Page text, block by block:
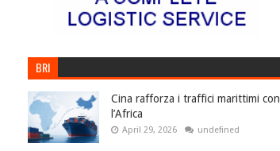
BRI
Cina rafforza i traffici marittimi con
l’Africa
April 29, 2026 undefined